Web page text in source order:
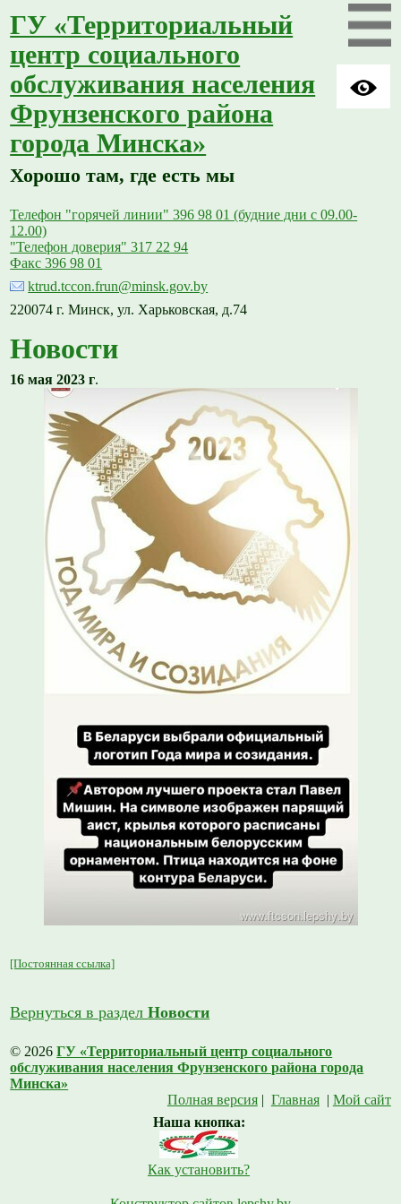
ГУ «Территориальный
центр социального
обслуживания населения
Фрунзенского района
города Минска»
Хорошо там, где есть мы
Телефон "горячей линии" 396 98 01 (будние дни с 09.00-
12.00)
"Телефон доверия" 317 22 94
Факс 396 98 01
ktrud.tccon.frun@minsk.gov.by
220074 г. Минск, ул. Харьковская, д.74
Новости
16 мая 2023 г.
[Постоянная ссылка]
Вернуться в разделНовости
© 2026ГУ «Территориальный центр социального
обслуживания населения Фрунзенского района города
Минска»
Полная версия| Главная| Мой сайт
Наша кнопка:
Как установить?